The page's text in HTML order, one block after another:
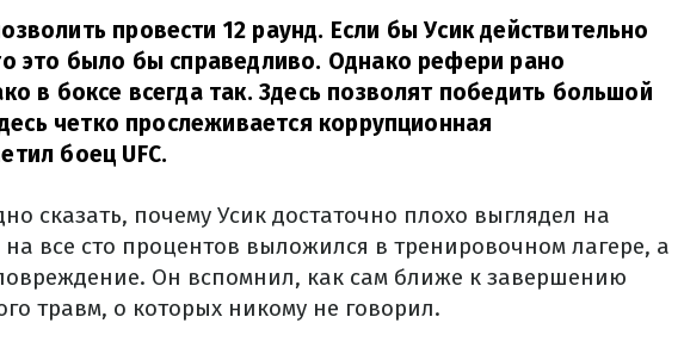
провести 12 раунд. Если бы Усик действительно
это было бы справедливо. Однако рефери рано
в боксе всегда так. Здесь позволят победить большой
четко прослеживается коррупционная
боец UFC.
сказать, почему Усик достаточно плохо выглядел на
все сто процентов выложился в тренировочном лагере, а
Он вспомнил, как сам ближе к завершению
травм, о которых никому не говорил.